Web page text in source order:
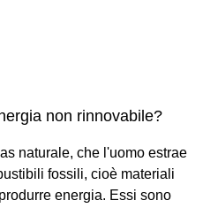
non rinnovabile?
naturale, che l'uomo estrae
fossili, cioè materiali
energia. Essi sono